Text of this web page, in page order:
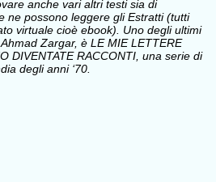
anche vari altri testi sia di
ne possono leggere gli Estratti (tutti
virtuale cioè ebook). Uno degli ultimi
Zargar, è LE MIE LETTERE
DIVENTATE RACCONTI, una serie di
degli anni ‘70.